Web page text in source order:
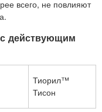
всего, не повлияют
действующим
Тиорил™
Тисон